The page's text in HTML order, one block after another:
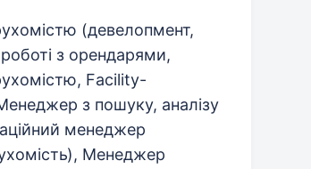
(девелопмент,
з орендарями,
Facility-
з пошуку, аналізу
менеджер
Менеджер